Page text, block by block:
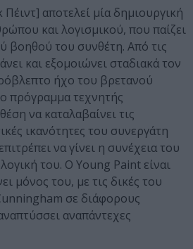
αποτελεί μία δημιουργική
και λογισμικού, που παίζει
βοηθού του συνθέτη. Από τις
και εξομοιώνει σταδιακά τον
ήχο του βρετανού
πρόγραμμα τεχνητής
να καταλαβαίνει τις
ικανότητες του συνεργάτη
να γίνει η συνέχεια του
του. Ο Young Paint είναι
μόνος του, με τις δικές του
σε διάφορους
αναπάντεχες